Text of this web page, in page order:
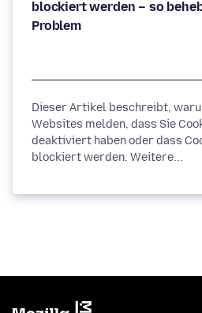
blockiert werden – so
Problem
Dieser Artikel beschreibt,
Websites melden, dass Sie
deaktiviert haben oder dass
blockiert werden. Weitere...